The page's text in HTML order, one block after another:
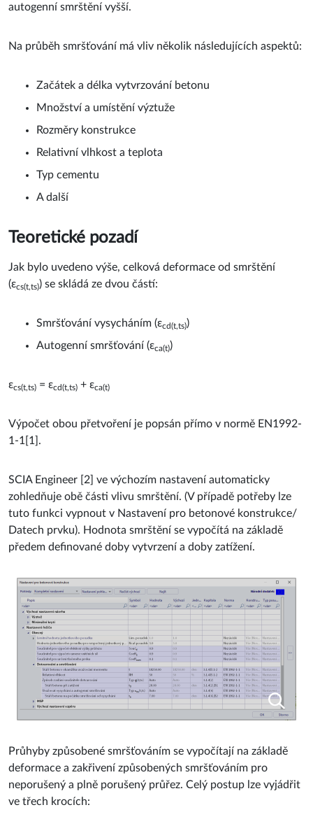
autogenní smrštění vyšší.
Na průběh smršťování má vliv několik následujících aspektů:
Začátek a délka vytvrzování betonu
Množství a umístění výztuže
Rozměry konstrukce
Relativní vlhkost a teplota
Typ cementu
A další
Teoretické pozadí
Jak bylo uvedeno výše, celková deformace od smrštění
(εcs(t,ts)) se skládá ze dvou částí:
Smršťování vysycháním (εcd(t,ts))
Autogenní smršťování (εca(t))
εcs(t,ts) = εcd(t,ts) + εca(t)
Výpočet obou přetvoření je popsán přímo v normě EN1992-
1-1[1].
SCIA Engineer [2] ve výchozím nastavení automaticky
zohledňuje obě části vlivu smrštění. (V případě potřeby lze
tuto funkci vypnout v Nastavení pro betonové konstrukce/
Datech prvku). Hodnota smrštění se vypočítá na základě
předem definované doby vytvrzení a doby zatížení.
Průhyby způsobené smršťováním se vypočítají na základě
deformace a zakřivení způsobených smršťováním pro
neporušený a plně porušený průřez. Celý postup lze vyjádřit
ve třech krocích: